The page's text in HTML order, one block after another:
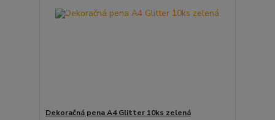
Dekoračná pena A4 Glitter 10ks zelená